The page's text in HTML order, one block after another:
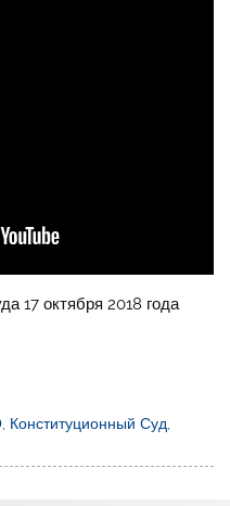
17 октября 2018 года
Конституционный Суд